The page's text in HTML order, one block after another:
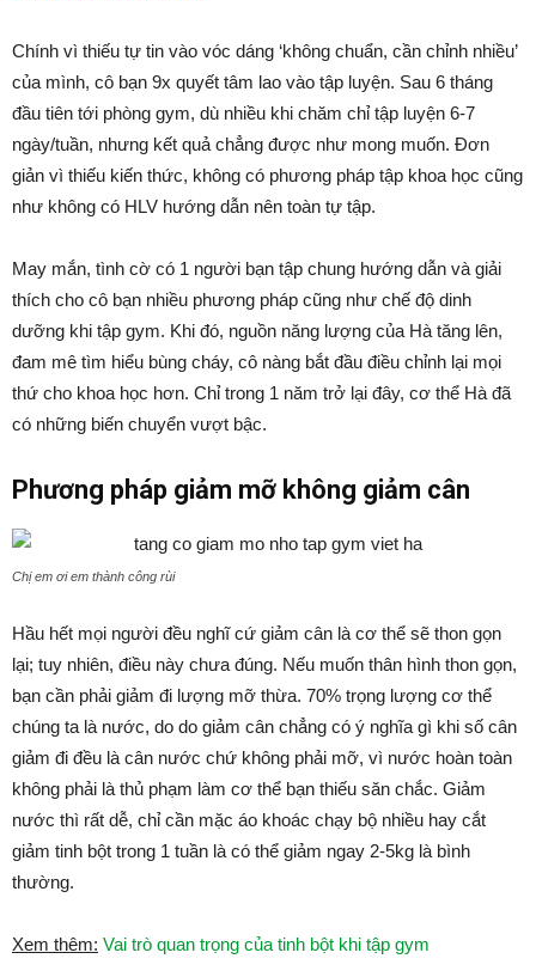
Chính vì thiếu tự tin vào vóc dáng ‘không chuẩn, cần chỉnh nhiều’
của mình, cô bạn 9x quyết tâm lao vào tập luyện. Sau 6 tháng
đầu tiên tới phòng gym, dù nhiều khi chăm chỉ tập luyện 6-7
ngày/tuần, nhưng kết quả chẳng được như mong muốn. Đơn
giản vì thiếu kiến thức, không có phương pháp tập khoa học cũng
như không có HLV hướng dẫn nên toàn tự tập.
May mắn, tình cờ có 1 người bạn tập chung hướng dẫn và giải
thích cho cô bạn nhiều phương pháp cũng như chế độ dinh
dưỡng khi tập gym. Khi đó, nguồn năng lượng của Hà tăng lên,
đam mê tìm hiểu bùng cháy, cô nàng bắt đầu điều chỉnh lại mọi
thứ cho khoa học hơn. Chỉ trong 1 năm trở lại đây, cơ thể Hà đã
có những biến chuyển vượt bậc.
Phương pháp giảm mỡ không giảm cân
Chị em ơi em thành công rùi
Hầu hết mọi người đều nghĩ cứ giảm cân là cơ thể sẽ thon gọn
lại; tuy nhiên, điều này chưa đúng. Nếu muốn thân hình thon gọn,
bạn cần phải giảm đi lượng mỡ thừa. 70% trọng lượng cơ thể
chúng ta là nước, do do giảm cân chẳng có ý nghĩa gì khi số cân
giảm đi đều là cân nước chứ không phải mỡ, vì nước hoàn toàn
không phải là thủ phạm làm cơ thể bạn thiếu săn chắc. Giảm
nước thì rất dễ, chỉ cần mặc áo khoác chạy bộ nhiều hay cắt
giảm tinh bột trong 1 tuần là có thể giảm ngay 2-5kg là bình
thường.
Xem thêm: Vai trò quan trọng của tinh bột khi tập gym